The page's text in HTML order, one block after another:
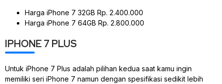
Harga iPhone 7 32GB Rp. 2.400.000
Harga iPhone 7 64GB Rp. 2.800.000
IPHONE 7 PLUS
Untuk iPhone 7 Plus adalah pilihan kedua saat kamu ingin
memiliki seri iPhone 7 namun dengan spesifikasi sedikit lebih